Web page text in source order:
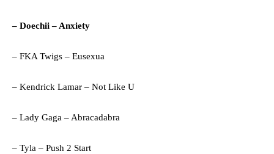
– Doechii – Anxiety
– FKA Twigs – Eusexua
– Kendrick Lamar – Not Like U
– Lady Gaga – Abracadabra
– Tyla – Push 2 Start